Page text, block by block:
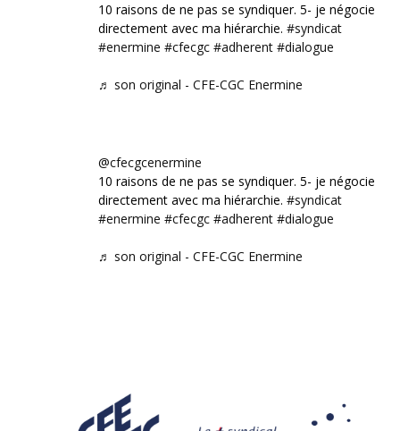
10 raisons de ne pas se syndiquer. 5- je négocie
directement avec ma hiérarchie. #syndicat
#enermine #cfecgc #adherent #dialogue
♬ son original - CFE-CGC Enermine
@cfecgcenermine
10 raisons de ne pas se syndiquer. 5- je négocie
directement avec ma hiérarchie. #syndicat
#enermine #cfecgc #adherent #dialogue
♬ son original - CFE-CGC Enermine